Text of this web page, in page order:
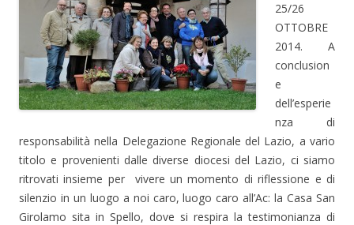
e
a
r
i
c
l
25/26
OTTOBRE
2014. A
conclusion
e
dell’esperie
nza di
responsabilità nella Delegazione Regionale del Lazio, a vario
titolo e provenienti dalle diverse diocesi del Lazio, ci siamo
ritrovati insieme per vivere un momento di riflessione e di
silenzio in un luogo a noi caro, luogo caro all’Ac: la Casa San
Girolamo sita in Spello, dove si respira la testimonianza di